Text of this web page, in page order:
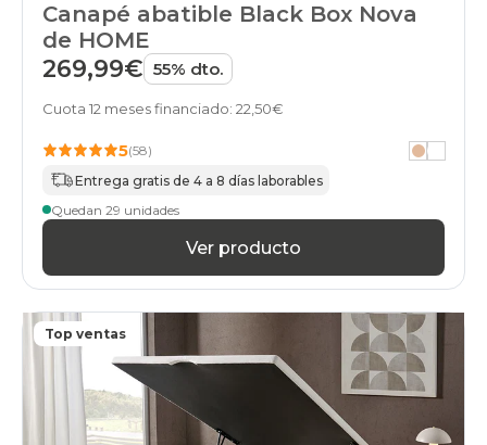
Canapé abatible Black Box Nova
de HOME
269,99€ 55% dto.
Cuota 12 meses financiado: 22,50€
5(58)
Entrega gratis de 4 a 8 días laborables
Quedan 29 unidades
Ver producto
Top ventas